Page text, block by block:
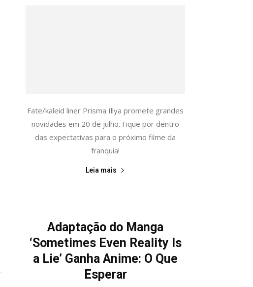
Fate/kaleid liner Prisma Illya promete grandes
novidades em 20 de julho. Fique por dentro
das expectativas para o próximo filme da
franquia!
Leia mais
Adaptação do Manga
‘Sometimes Even Reality Is
a Lie’ Ganha Anime: O Que
Esperar